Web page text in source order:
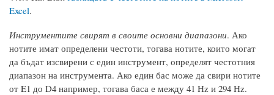
Excel.
Инструментите свирят в своите основни диапазони. Ако
нотите имат определени честоти, тогава нотите, които могат
да бъдат изсвирени с един инструмент, определят честотния
диапазон на инструмента. Ако един бас може да свири нотите
от E1 до D4 например, тогава баса е между 41 Hz и 294 Hz.